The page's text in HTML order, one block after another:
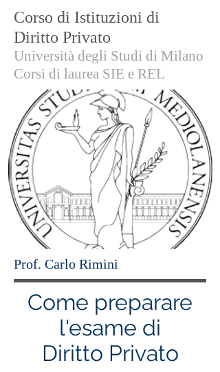
Corso di Istituzioni di
Diritto Privato
Università degli Studi di Milano
Corsi di laurea SIE e REL
Prof. Carlo Rimini
Come preparare
l'esame di
Diritto Privato